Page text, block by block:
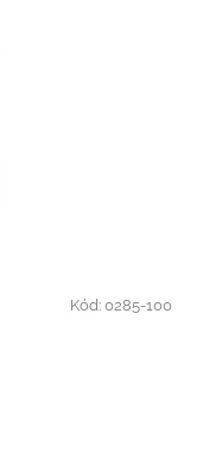
Kód:0285-100